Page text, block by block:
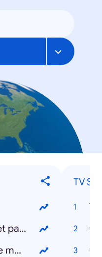
Where to buy toilet paper
Where to buy face masks
TV